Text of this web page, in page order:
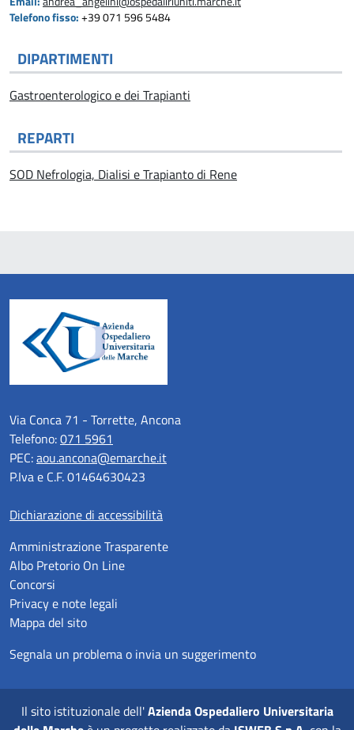
Telefono fisso: +39 071 596 5484
DIPARTIMENTI
Gastroenterologico e dei Trapianti
REPARTI
SOD Nefrologia, Dialisi e Trapianto di Rene
Via Conca 71 - Torrette, Ancona
Telefono:071 5961
PEC:aou.ancona@emarche.it
P.Iva e C.F. 01464630423
Dichiarazione di accessibilità
Amministrazione Trasparente
Albo Pretorio On Line
Concorsi
Privacy e note legali
Mappa del sito
Segnala un problema o invia un suggerimento
Il sito istituzionale dell'Azienda Ospedaliero Universitaria